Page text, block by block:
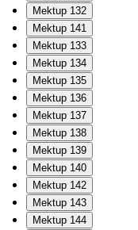
Mektup 132
Mektup 141
Mektup 133
Mektup 134
Mektup 135
Mektup 136
Mektup 137
Mektup 138
Mektup 139
Mektup 140
Mektup 142
Mektup 143
Mektup 144